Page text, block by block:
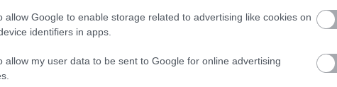
allow Google to enable storage related to advertising like cookies on
identifiers in apps.
allow my user data to be sent to Google for online advertising